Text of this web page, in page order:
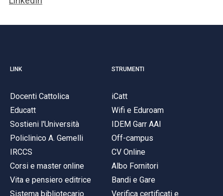
LINK
Docenti Cattolica
Educatt
Sostieni l'Università
Policlinico A. Gemelli
IRCCS
Corsi e master online
Vita e pensiero editrice
Sistema bibliotecario
STRUMENTI
iCatt
Wifi e Eduroam
IDEM Garr AAI
Off-campus
CV Online
Albo Fornitori
Bandi e Gare
Verifica certificati e